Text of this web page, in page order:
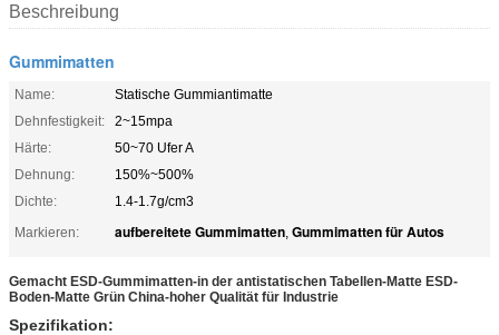
Beschreibung
Gummimatten
Name:
Statische Gummiantimatte
Dehnfestigkeit:
2~15mpa
Härte:
50~70 Ufer A
Dehnung:
150%~500%
Dichte:
1.4-1.7g/cm3
Markieren:
aufbereitete Gummimatten, Gummimatten für Autos
Gemacht ESD-Gummimatten-in der antistatischen Tabellen-Matte ESD-
Boden-Matte Grün China-hoher Qualität für Industrie
Spezifikation: